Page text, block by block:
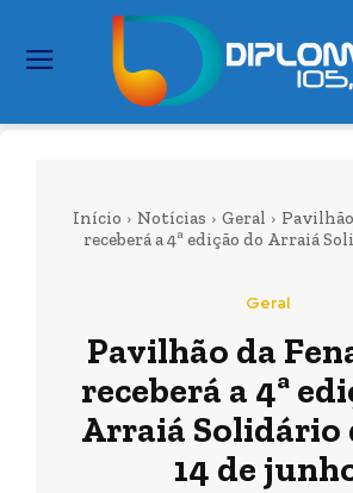
Início Notícias Geral
receberá a 4ª edição do Arraiá
Geral
Pavilhão da
receberá a 4ª
Arraiá Solidário
14 de